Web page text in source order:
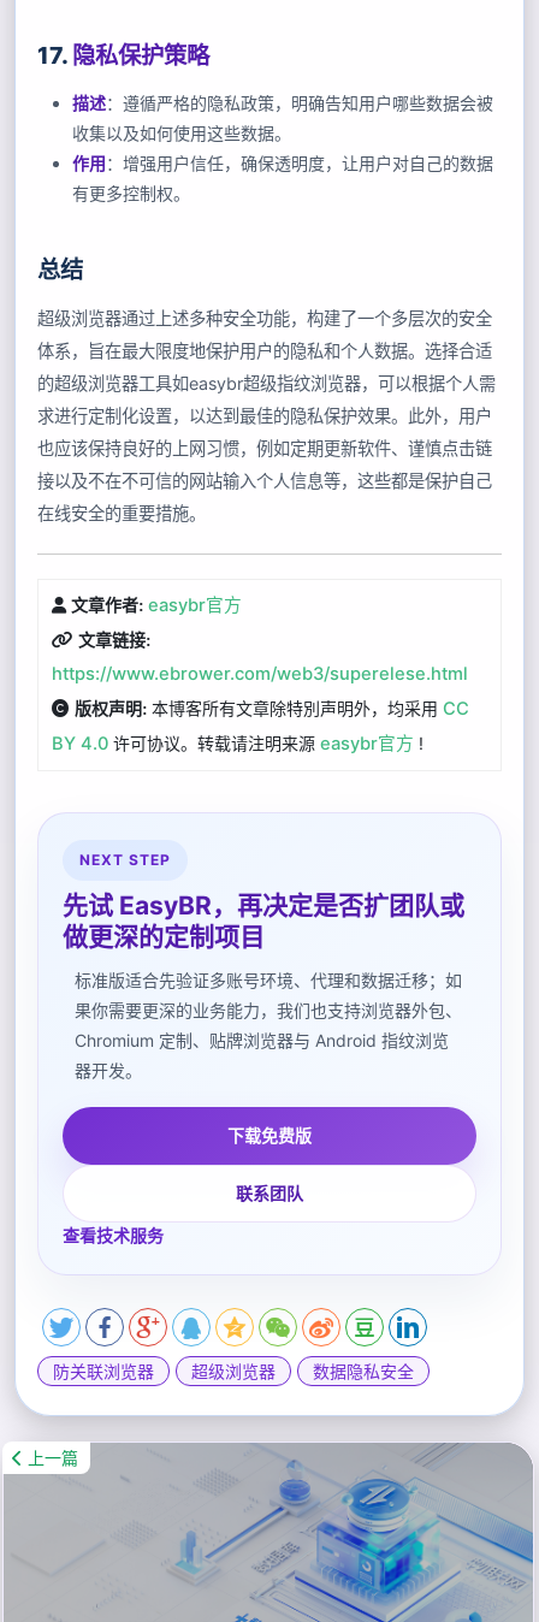
17. 隐私保护策略
描述：遵循严格的隐私政策，明确告知用户哪些数据会被
收集以及如何使用这些数据。
作用：增强用户信任，确保透明度，让用户对自己的数据
有更多控制权。
总结
超级浏览器通过上述多种安全功能，构建了一个多层次的安全
体系，旨在最大限度地保护用户的隐私和个人数据。选择合适
的超级浏览器工具如easybr超级指纹浏览器，可以根据个人需
求进行定制化设置，以达到最佳的隐私保护效果。此外，用户
也应该保持良好的上网习惯，例如定期更新软件、谨慎点击链
接以及不在不可信的网站输入个人信息等，这些都是保护自己
在线安全的重要措施。
文章作者: easybr官方
文章链接:
https://www.ebrower.com/web3/superelese.html
版权声明: 本博客所有文章除特別声明外，均采用CC
BY 4.0 许可协议。转载请注明来源easybr官方 !
NEXT STEP
先试 EasyBR，再决定是否扩团队或
做更深的定制项目
标准版适合先验证多账号环境、代理和数据迁移；如
果你需要更深的业务能力，我们也支持浏览器外包、
Chromium 定制、贴牌浏览器与 Android 指纹浏览
器开发。
下载免费版
联系团队
查看技术服务
防关联浏览器 超级浏览器 数据隐私安全
上一篇